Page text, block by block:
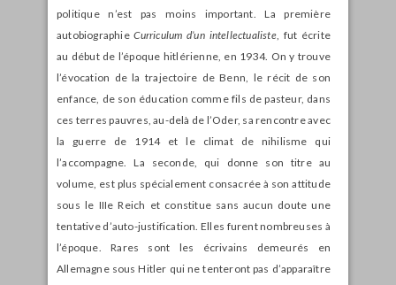
politique n’est pas moins important. La première
autobiographieCurriculum d’un intellectualiste, fut écrite
au début de l’époque hitlérienne, en 1934. On y trouve
l’évocation de la trajectoire de Benn, le récit de son
enfance, de son éducation comme fils de pasteur, dans
ces terres pauvres, au-delà de l’Oder, sa rencontre avec
la guerre de 1914 et le climat de nihilisme qui
l’accompagne. La seconde, qui donne son titre au
volume, est plus spécialement consacrée à son attitude
sous le IIIe Reich et constitue sans aucun doute une
tentative d’auto-justification. Elles furent nombreuses à
l’époque. Rares sont les écrivains demeurés en
Allemagne sous Hitler qui ne tenteront pas d’apparaître